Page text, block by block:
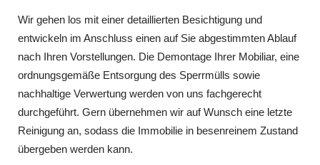
Wir gehen los mit einer detaillierten Besichtigung und
entwickeln im Anschluss einen auf Sie abgestimmten Ablauf
nach Ihren Vorstellungen. Die Demontage Ihrer Mobiliar, eine
ordnungsgemäße Entsorgung des Sperrmülls sowie
nachhaltige Verwertung werden von uns fachgerecht
durchgeführt. Gern übernehmen wir auf Wunsch eine letzte
Reinigung an, sodass die Immobilie in besenreinem Zustand
übergeben werden kann.